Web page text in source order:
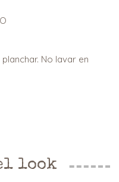
No lavar en
look